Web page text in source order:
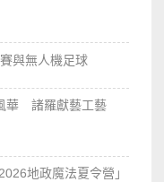
與無人機足球
華 諸羅獻藝工藝
地政魔法夏令營」